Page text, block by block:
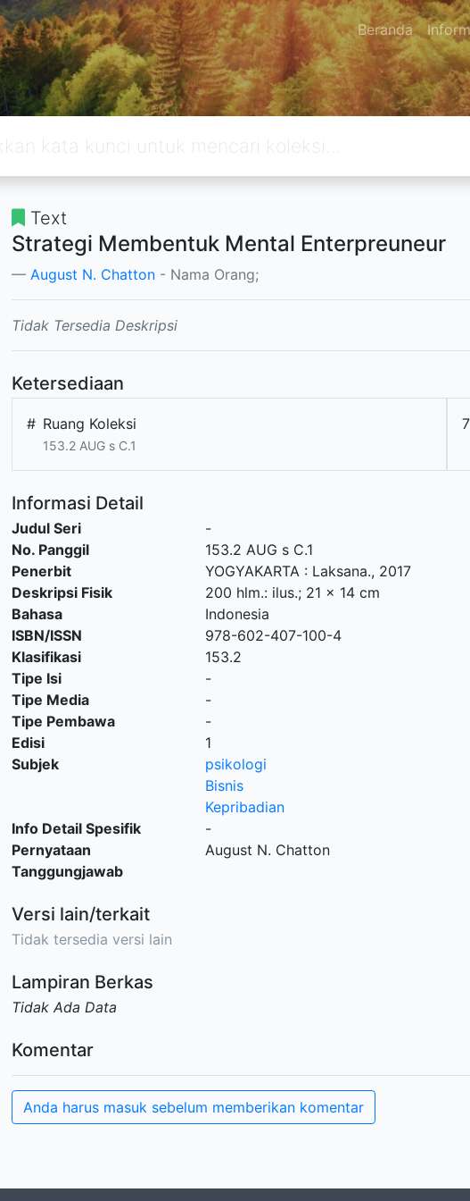
Beranda
Text
Strategi Membentuk Mental Enterpreuneur
August N. Chatton - Nama Orang;
Tidak Tersedia Deskripsi
Ketersediaan
# Ruang Koleksi
153.2 AUG s C.1
Informasi Detail
Judul Seri
-
No. Panggil
153.2 AUG s C.1
Penerbit
YOGYAKARTA: Laksana., 2017
Deskripsi Fisik
200 hlm.: ilus.; 21 x 14 cm
Bahasa
Indonesia
ISBN/ISSN
978-602-407-100-4
Klasifikasi
153.2
Tipe Isi
-
Tipe Media
-
Tipe Pembawa
-
Edisi
1
Subjek
psikologi
Bisnis
Kepribadian
Info Detail Spesifik
-
Pernyataan
Tanggungjawab
August N. Chatton
Versi lain/terkait
Tidak tersedia versi lain
Lampiran Berkas
Tidak Ada Data
Komentar
Anda harus masuk sebelum memberikan komentar